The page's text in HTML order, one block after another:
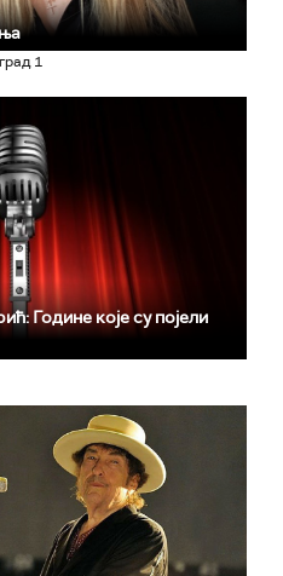
1
Године које су појели